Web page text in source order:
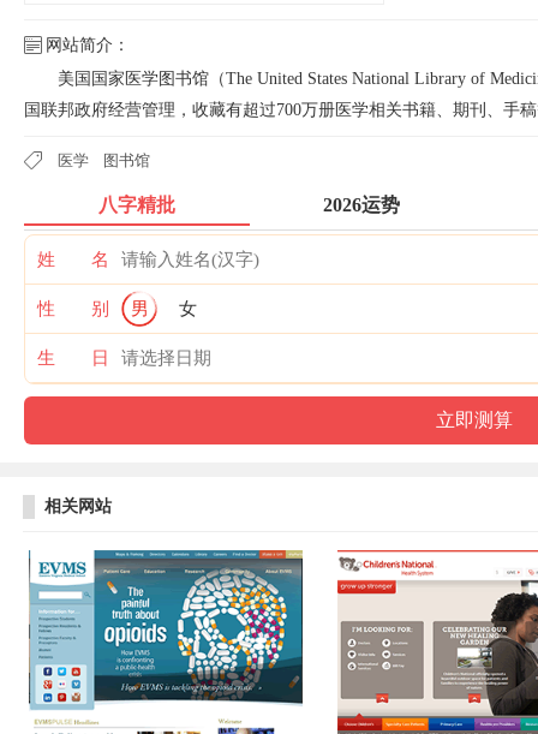
网站简介：
美国国家医学图书馆（The United States National Library of
国联邦政府经营管理，收藏有超过700万册医学相关书籍、期刊、手
医学 图书馆
八字精批 2026运势
姓 名
性 别 男 女
生 日
相关网站